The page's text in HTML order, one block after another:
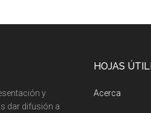
y
dar difusión a
HOJAS
Acerca